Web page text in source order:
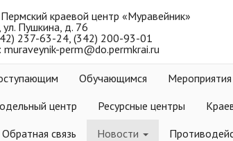
краевой центр «Муравейник»
Пушкина, д. 76
237-63-24, (342) 200-93-01
muraveynik-perm@do.permkrai.ru
Обучающимся Мероприятия
центр
Ресурсные центры
Обратная связь Новости